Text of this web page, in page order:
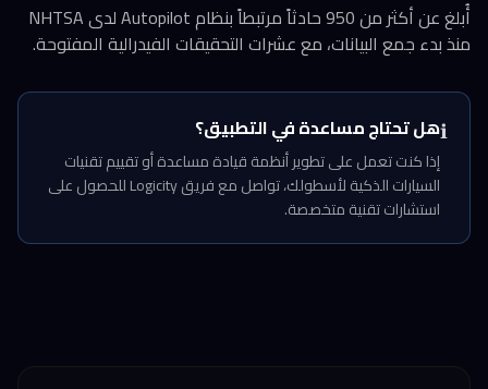
أُبلغ عن أكثر من 950 حادثاً مرتبطاً بنظام Autopilot لدى NHTSA
منذ بدء جمع البيانات، مع عشرات التحقيقات الفيدرالية المفتوحة.
ℹ️هل تحتاج مساعدة في التطبيق؟
إذا كنت تعمل على تطوير أنظمة قيادة مساعدة أو تقييم تقنيات
السيارات الذكية لأسطولك، تواصل مع فريق Logicity للحصول على
استشارات تقنية متخصصة.